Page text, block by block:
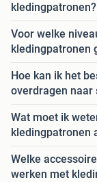
kledingpatronen?
Voor welke
kledingpatronen
Hoe kan ik het
overdragen naar
Wat moet ik
kledingpatronen
Welke
werken met